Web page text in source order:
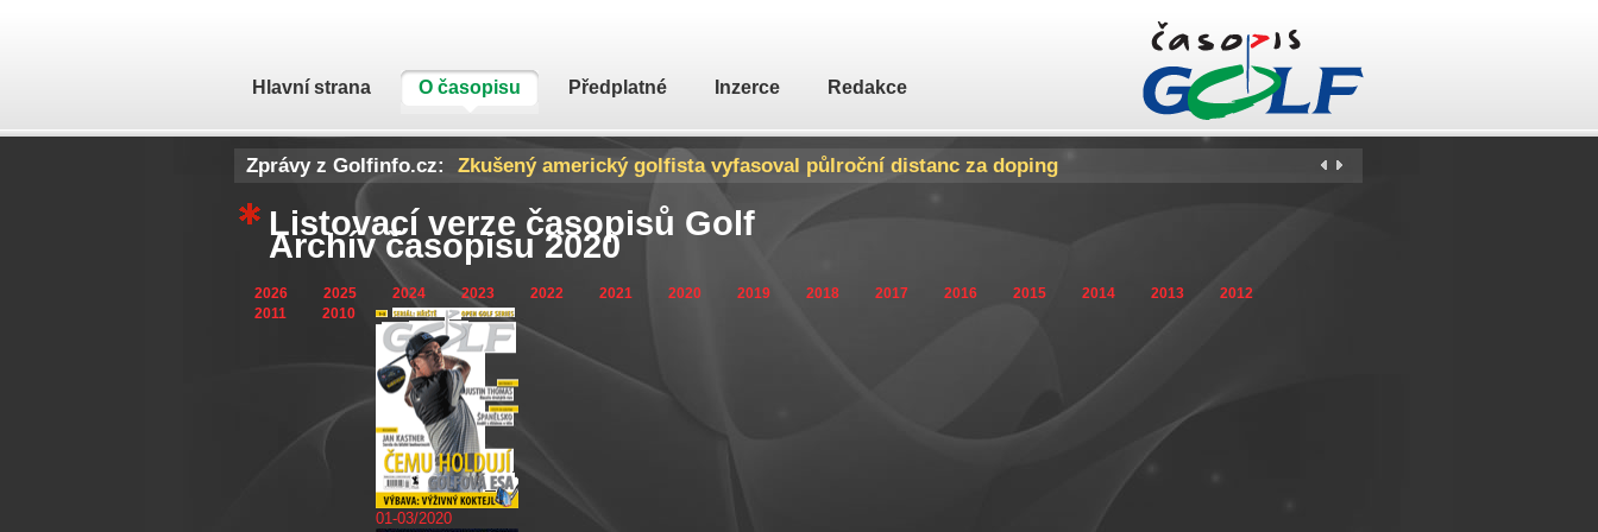
Hlavní strana O časopisu Předplatné Inzerce Redakce
Zprávy z Golfinfo.cz: Donald Trump prý vyhrál další mistrovství svého klubu. Už počtyřicáté
Listovací verze časopisů Golf
Archív časopisu 2020
2026 2025 2024 2023 2022 2021 2020 2019 2018 2017 2016 2015 2014 2013
2012
2011
2010
01-03/2020